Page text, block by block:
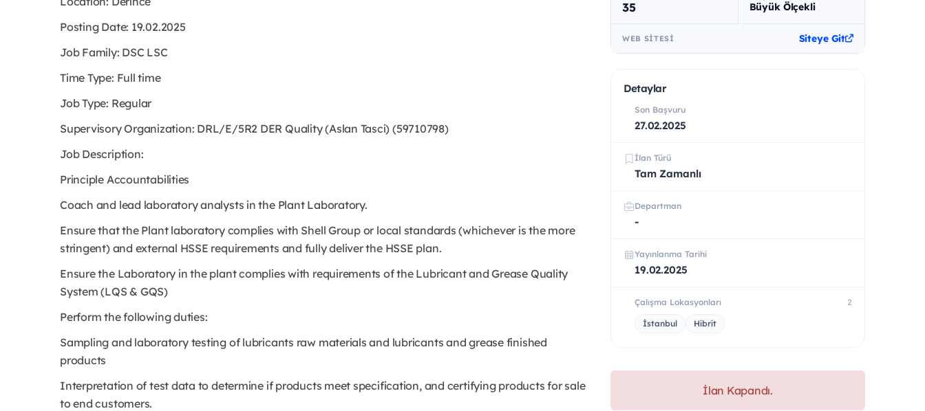
Posting Date: 19.02.2025
Job Family: DSC LSC
Time Type: Full time
Job Type: Regular
Supervisory Organization: DRL/E/5R2 DER Quality (Aslan Tasci) (59710798)
Job Description:
Principle Accountabilities
Coach and lead laboratory analysts in the Plant Laboratory.
Ensure that the Plant laboratory complies with Shell Group or local standards (whichever is the more
stringent) and external HSSE requirements and fully deliver the HSSE plan.
Ensure the Laboratory in the plant complies with requirements of the Lubricant and Grease Quality
System (LQS & GQS)
Perform the following duties:
Sampling and laboratory testing of lubricants raw materials and lubricants and grease finished
products
Interpretation of test data to determine if products meet specification, and certifying products for sale
to end customers.
35 Büyük Ölçekli
WEB SITESI Siteye Git
Detaylar
Son Başvuru
27.02.2025
İlan Türü
Tam Zamanlı
Departman
-
Yayınlanma Tarihi
19.02.2025
Çalışma Lokasyonları 2
İstanbul Hibrit
İlan Kapandı.